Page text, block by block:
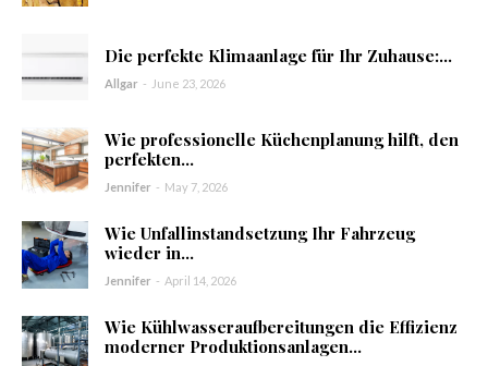
Die perfekte Klimaanlage für Ihr Zuhause:...
Allgar - June 23, 2026
Wie professionelle Küchenplanung hilft, den
perfekten...
Jennifer - May 7, 2026
Wie Unfallinstandsetzung Ihr Fahrzeug
wieder in...
Jennifer - April 14, 2026
Wie Kühlwasseraufbereitungen die Effizienz
moderner Produktionsanlagen...